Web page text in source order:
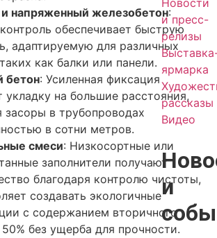
и пресс-
релизы
ярмарка
рассказы
Видео
и
напряженный железобетон:
обеспечивает быструю
адаптируемую для различных
как балки или панели.
бетон: Усиленная фиксация
укладку на большие расстояния,
засоры в трубопроводах
в сотни метров.
смеси: Низкосортные или
заполнители получают
благодаря контролю чистоты,
создавать экологичные
с содержанием вторичного
без ущерба для прочности.